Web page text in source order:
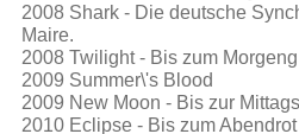
2008 Shark - Die deutsche
Maire.
2008 Twilight - Bis zum
2009 Summer\'s Blood
2009 New Moon - Bis zur
2010 Eclipse - Bis zum Abendrot